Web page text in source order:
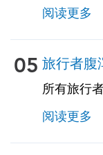
特定的蚊
区的人来
成严重的
专家将审
措施的信
阅读更多
05 旅行者腹
所有旅行
存在很高
达50％的
措施。建
阅读更多